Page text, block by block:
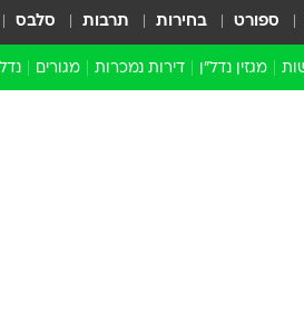
ספורט בחירות תרבות סלבס
מגזין נדל"ן דירות נמכרות מגורים